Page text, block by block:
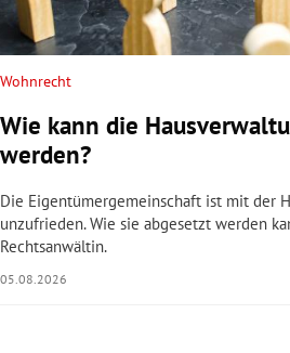
Untermenü
Untermenü
Untermenü
Untermenü
Untermenü
Wohnrecht
Wie kann die
werden?
Die Eigentümergemeinschaft ist mit der
unzufrieden. Wie sie abgesetzt werden
Rechtsanwältin.
05.08.2026